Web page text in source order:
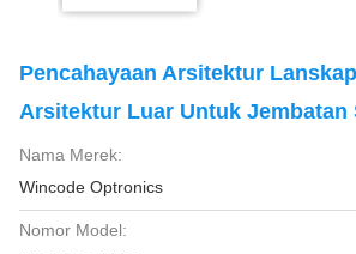
Pencahayaan Arsitektur
Arsitektur Luar Untuk Jembatan
Nama Merek:
Wincode Optronics
Nomor Model: